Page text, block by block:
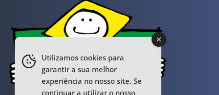
Utilizamos cookies para
garantir a sua melhor
experiência no nosso site. Se
continuar a utilizar o nosso